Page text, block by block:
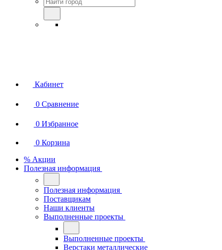
Кабинет
0 Сравнение
0 Избранное
0 Корзина
% Акции
Полезная информация
Полезная информация
Поставщикам
Наши клиенты
Выполненные проекты
Выполненные проекты
Верстаки металлические